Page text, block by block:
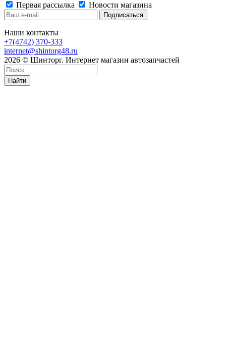
Первая рассылка
Новости магазина
Наши контакты
+7(4742) 370-333
internet@shintorg48.ru
2026 © Шинторг. Интернет магазин автозапчастей
Найти